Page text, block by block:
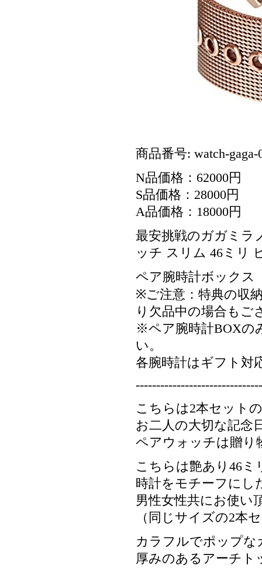
商品番号: watch-gaga-
N品価格：62000円
S品価格：28000円
A品価格：18000円
最安挑戦のガガミラ
ッチ スリム 46ミリ
ペア腕時計ボックス
※ご注意：特典の収
り欠品中の場合もご
※ペア腕時計BOXの
い。
各腕時計はギフト対
こちらは2本セット
お二人の大切な記念
ペアウォッチは贈り
こちらは艶あり46
時計をモチーフにし
男性女性共にお使い
（同じサイズの2本
カラフルでポップ
厚みのあるアーチト